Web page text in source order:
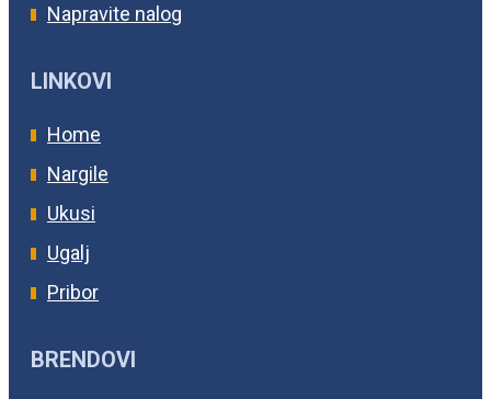
Napravite nalog
LINKOVI
Home
Nargile
Ukusi
Ugalj
Pribor
BRENDOVI